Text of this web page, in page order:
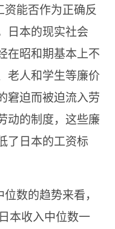
能否作为正确反
日本的现实社会
在昭和期基本上不
老人和学生等廉价
窘迫而被迫流入劳
动的制度，这些廉
了日本的工资标
数的趋势来看，
本收入中位数一